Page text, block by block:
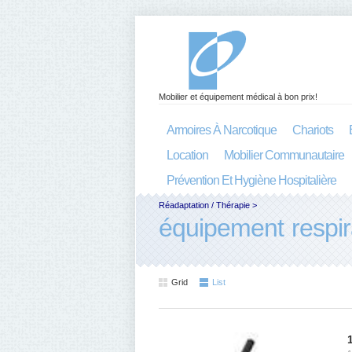
Mobilier et équipement médical à bon prix!
Armoires À Narcotique Chariots
Location
Mobilier Communautaire
Prévention Et Hygiène Hospitalière
Réadaptation / Thérapie >
équipement
Grid List